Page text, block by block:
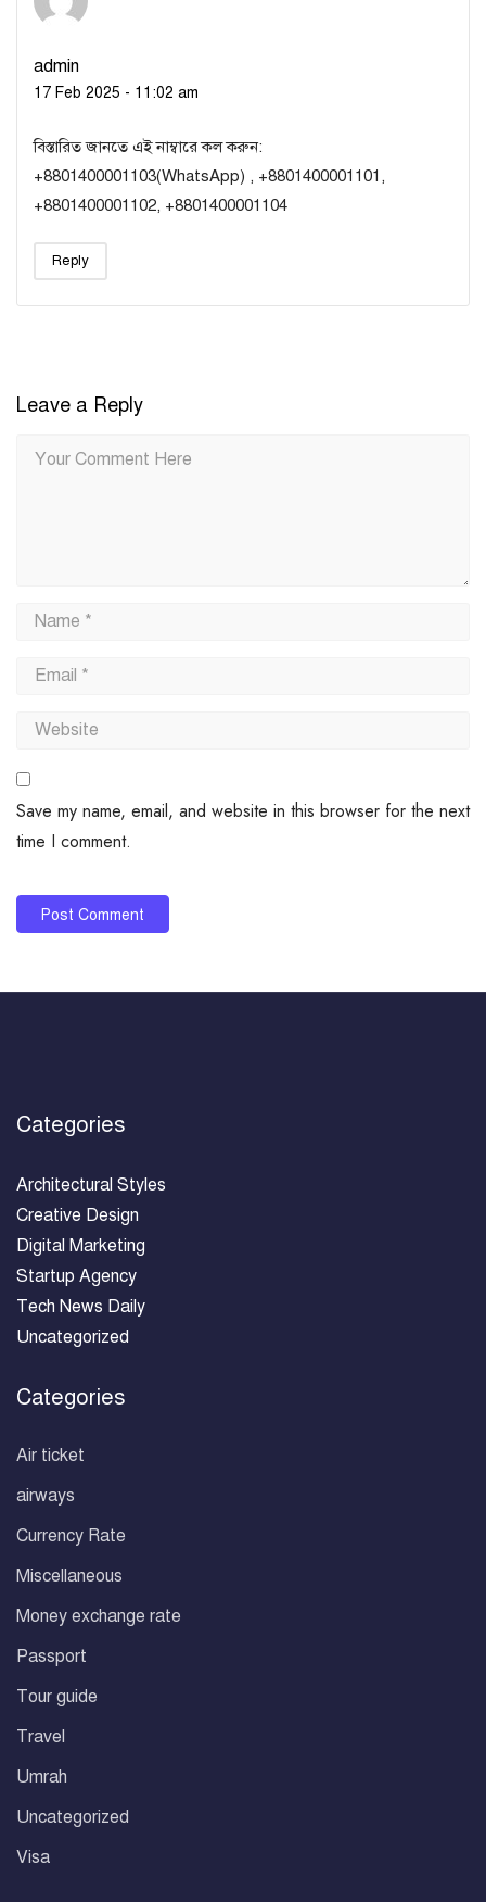
admin
17 Feb 2025 - 11:02 am
বিস্তারিত জানতে এই নাম্বারে কল করুন:
+8801400001103(WhatsApp) , +8801400001101,
+8801400001102, +8801400001104
Reply
Leave a Reply
Save my name, email, and website in this browser for the next
time I comment.
Categories
Architectural Styles
Creative Design
Digital Marketing
Startup Agency
Tech News Daily
Uncategorized
Categories
Air ticket
airways
Currency Rate
Miscellaneous
Money exchange rate
Passport
Tour guide
Travel
Umrah
Uncategorized
Visa